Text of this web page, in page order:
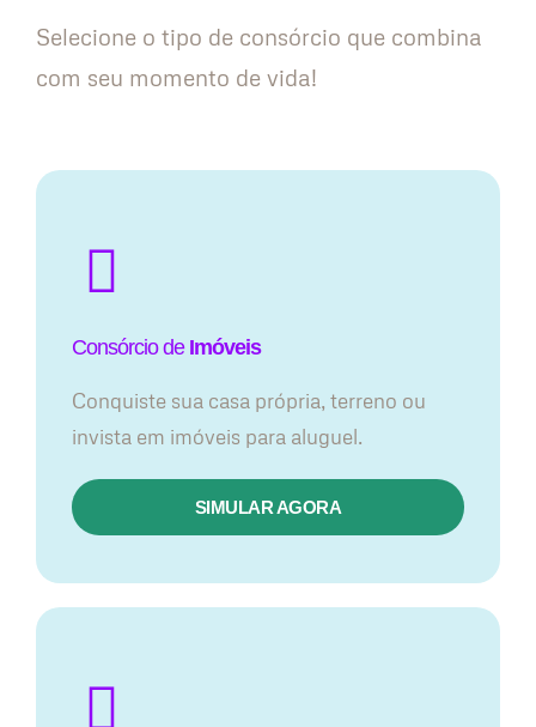
Selecione o tipo de consórcio que combina
com seu momento de vida!
Consórcio de Imóveis
Conquiste sua casa própria, terreno ou
invista em imóveis para aluguel.
SIMULAR AGORA​